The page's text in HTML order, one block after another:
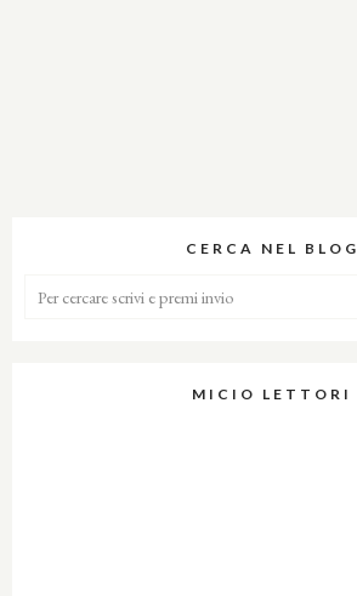
CERCA NEL BLOG
MICIO LETTORI